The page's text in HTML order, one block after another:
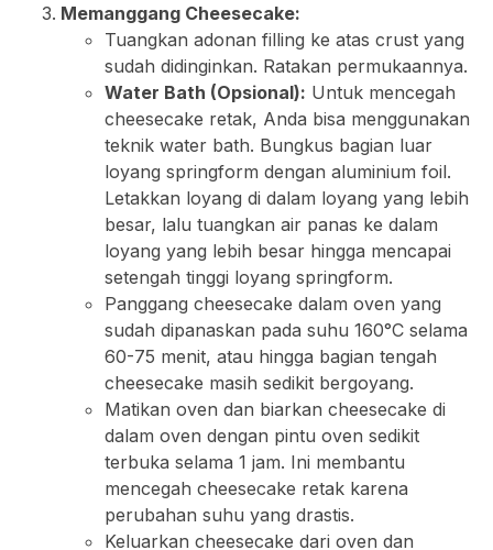
Memanggang Cheesecake:
Tuangkan adonan filling ke atas crust yang
sudah didinginkan. Ratakan permukaannya.
Water Bath (Opsional): Untuk mencegah
cheesecake retak, Anda bisa menggunakan
teknik water bath. Bungkus bagian luar
loyang springform dengan aluminium foil.
Letakkan loyang di dalam loyang yang lebih
besar, lalu tuangkan air panas ke dalam
loyang yang lebih besar hingga mencapai
setengah tinggi loyang springform.
Panggang cheesecake dalam oven yang
sudah dipanaskan pada suhu 160°C selama
60-75 menit, atau hingga bagian tengah
cheesecake masih sedikit bergoyang.
Matikan oven dan biarkan cheesecake di
dalam oven dengan pintu oven sedikit
terbuka selama 1 jam. Ini membantu
mencegah cheesecake retak karena
perubahan suhu yang drastis.
Keluarkan cheesecake dari oven dan